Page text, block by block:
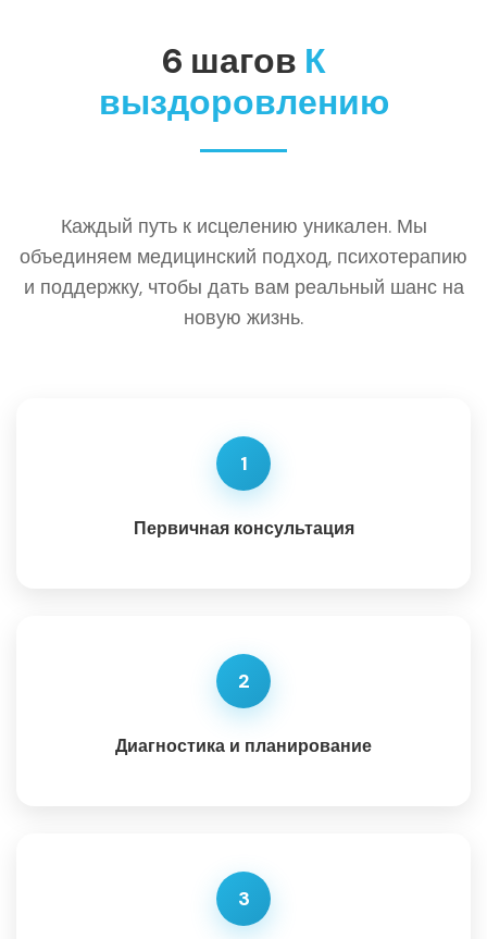
6 шагов К
выздоровлению
Каждый путь к исцелению уникален. Мы
объединяем медицинский подход, психотерапию
и поддержку, чтобы дать вам реальный шанс на
новую жизнь.
1
Первичная консультация
2
Диагностика и планирование
3